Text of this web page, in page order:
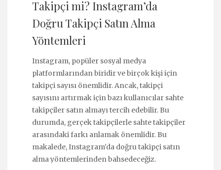
Takipçi mi? Instagram’da
Doğru Takipçi Satın Alma
Yöntemleri
Instagram, popüler sosyal medya
platformlarından biridir ve birçok kişi için
takipçi sayısı önemlidir. Ancak, takipçi
sayısını artırmak için bazı kullanıcılar sahte
takipçiler satın almayı tercih edebilir. Bu
durumda, gerçek takipçilerle sahte takipçiler
arasındaki farkı anlamak önemlidir. Bu
makalede, Instagram'da doğru takipçi satın
alma yöntemlerinden bahsedeceğiz.